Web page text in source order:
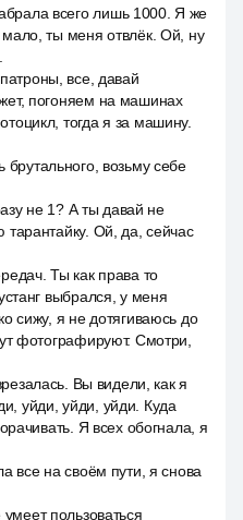
всего лишь 1000. Я же
ты меня отвлёк. Ой, ну
все, давай
погоняем на машинах
тогда я за машину.
брутального, возьму себе
не 1? А ты давай не
тарантайку. Ой, да, сейчас
Ты как права то
выбрался, у меня
сижу, я не дотягиваюсь до
фотографируют. Смотри,
Вы видели, как я
уйди, уйди, уйди. Куда
Я всех обогнала, я
все на своём пути, я снова
пользоваться